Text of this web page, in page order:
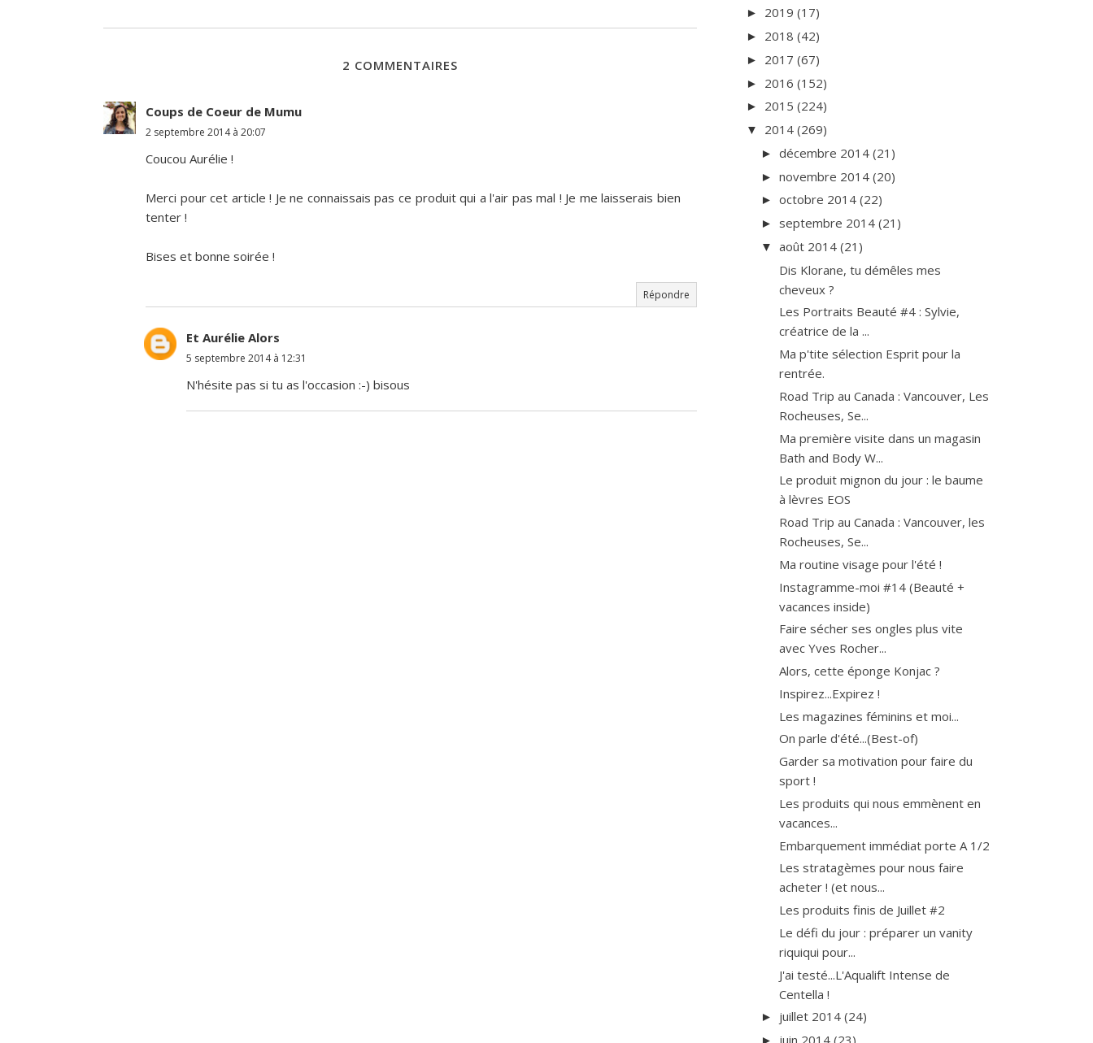
2 COMMENTAIRES
Coups de Coeur de Mumu
2 septembre 2014 à 20:07
Coucou Aurélie !
Merci pour cet article ! Je ne connaissais pas ce produit qui a l'air pas mal ! Je me laisserais bien
tenter !
Bises et bonne soirée !
Répondre
Et Aurélie Alors
5 septembre 2014 à 12:31
N'hésite pas si tu as l'occasion :-) bisous
► 2019 (17)
► 2018 (42)
► 2017 (67)
► 2016 (152)
► 2015 (224)
▼ 2014 (269)
► décembre 2014 (21)
► novembre 2014 (20)
► octobre 2014 (22)
► septembre 2014 (21)
▼ août 2014 (21)
Dis Klorane, tu démêles mes
cheveux ?
Les Portraits Beauté #4 : Sylvie,
créatrice de la ...
Ma p'tite sélection Esprit pour la
rentrée.
Road Trip au Canada : Vancouver, Les
Rocheuses, Se...
Ma première visite dans un magasin
Bath and Body W...
Le produit mignon du jour : le baume
à lèvres EOS
Road Trip au Canada : Vancouver, les
Rocheuses, Se...
Ma routine visage pour l'été !
Instagramme-moi #14 (Beauté +
vacances inside)
Faire sécher ses ongles plus vite
avec Yves Rocher...
Alors, cette éponge Konjac ?
Inspirez...Expirez !
Les magazines féminins et moi...
On parle d'été...(Best-of)
Garder sa motivation pour faire du
sport !
Les produits qui nous emmènent en
vacances...
Embarquement immédiat porte A 1/2
Les stratagèmes pour nous faire
acheter ! (et nous...
Les produits finis de Juillet #2
Le défi du jour : préparer un vanity
riquiqui pour...
J'ai testé...L'Aqualift Intense de
Centella !
► juillet 2014 (24)
► juin 2014 (23)